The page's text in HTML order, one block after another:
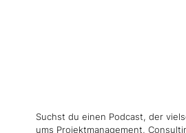
Suchst du einen Podcast, der
ums Projektmanagement,